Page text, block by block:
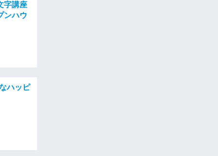
字講座
ンハウ
ハッピ